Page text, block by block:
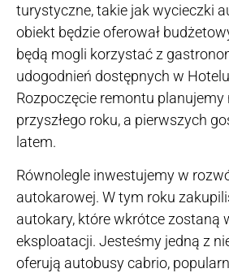
turystyczne, takie jak wycieczki
obiekt będzie oferował
będą mogli korzystać z
udogodnień dostępnych w
Rozpoczęcie remontu planujemy
przyszłego roku, a pierwszych
latem.
Równolegle inwestujemy w
autokarowej. W tym roku
autokary, które wkrótce zostaną
eksploatacji. Jesteśmy jedną z
oferują autobusy cabrio,